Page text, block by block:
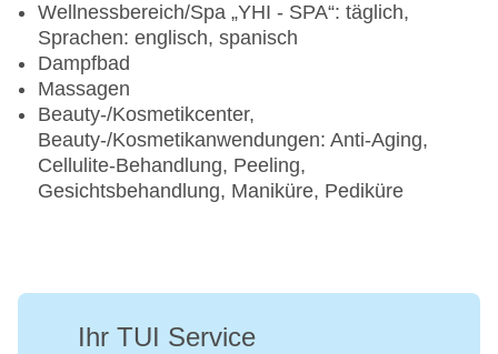
Wellnessbereich/Spa „YHI - SPA“: täglich,
Sprachen: englisch, spanisch
Dampfbad
Massagen
Beauty-/Kosmetikcenter,
Beauty-/Kosmetikanwendungen: Anti-Aging,
Cellulite-Behandlung, Peeling,
Gesichtsbehandlung, Maniküre, Pediküre
Ihr TUI Service